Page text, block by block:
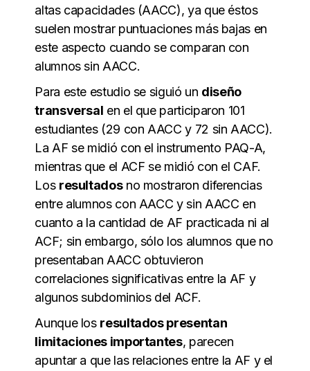
altas capacidades (AACC), ya que éstos
suelen mostrar puntuaciones más bajas en
este aspecto cuando se comparan con
alumnos sin AACC.
Para este estudio se siguió un diseño
transversal en el que participaron 101
estudiantes (29 con AACC y 72 sin AACC).
La AF se midió con el instrumento PAQ-A,
mientras que el ACF se midió con el CAF.
Los resultadosno mostraron diferencias
entre alumnos con AACC y sin AACC en
cuanto a la cantidad de AF practicada ni al
ACF; sin embargo, sólo los alumnos que no
presentaban AACC obtuvieron
correlaciones significativas entre la AF y
algunos subdominios del ACF.
Aunque los resultados presentan
limitaciones importantes, parecen
apuntar a que las relaciones entre la AF y el